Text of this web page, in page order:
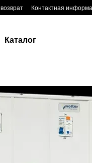
Контактная
Каталог